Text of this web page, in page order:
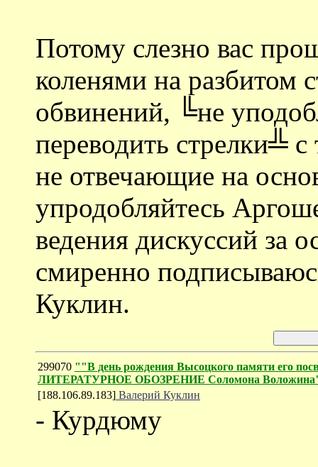
Потому слезно вас
коленями на разбитом
обвинений, ╚не
переводить стрелки╩
не отвечающие на
упродобляйтесь
ведения дискуссий за
смиренно
Куклин.
299070 ""В день рождения Высоцкого памяти его
ЛИТЕРАТУРНОЕ ОБОЗРЕНИЕ Соломона
[188.106.89.183] Валерий Куклин
- Курдюму